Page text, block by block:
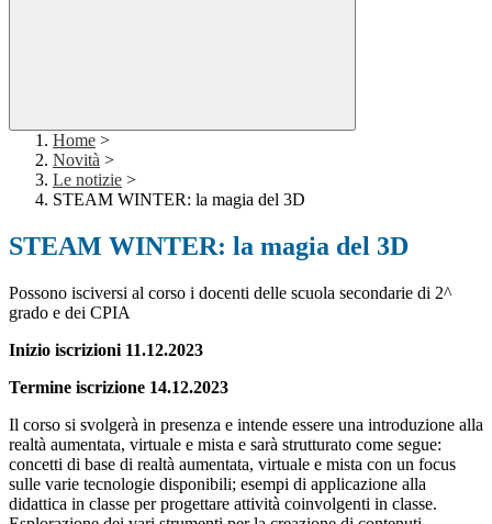
Home >
Novità >
Le notizie >
STEAM WINTER: la magia del 3D
STEAM WINTER: la magia del 3D
Possono isciversi al corso i docenti delle scuola secondarie di 2^
grado e dei CPIA
Inizio iscrizioni 11.12.2023
Termine iscrizione 14.12.2023
Il corso si svolgerà in presenza e intende essere una introduzione alla
realtà aumentata, virtuale e mista e sarà strutturato come segue:
concetti di base di realtà aumentata, virtuale e mista con un focus
sulle varie tecnologie disponibili; esempi di applicazione alla
didattica in classe per progettare attività coinvolgenti in classe.